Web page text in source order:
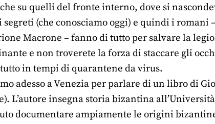
su quelli del fronte interno, dove si
segreti (che conosciamo oggi) e quindi i
Macrone – fanno di tutto per salvare la
e non troverete la forza di staccare gli
in tempi di quarantene da virus.
adesso a Venezia per parlare di un libro di
L’autore insegna storia bizantina
documentare ampiamente le origini